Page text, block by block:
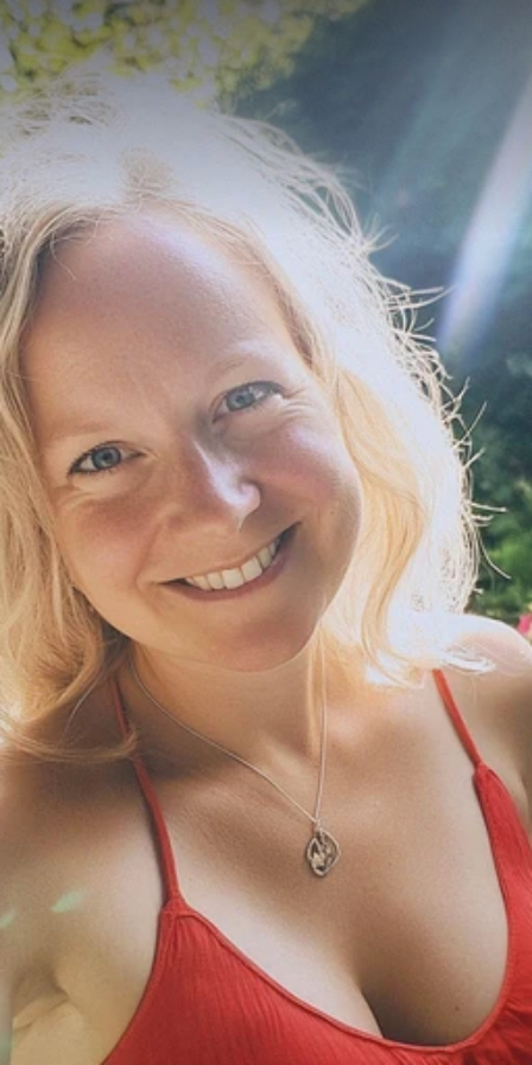
Hej! Jeg hedder Laura og
arbejder hos Single.dk, håber
du er klar til at få én på
opleveren, og møde en masse
spændende mennesker 😍
Er du en mand eller kvinde?
Jeg er mand
Jeg er kvinde